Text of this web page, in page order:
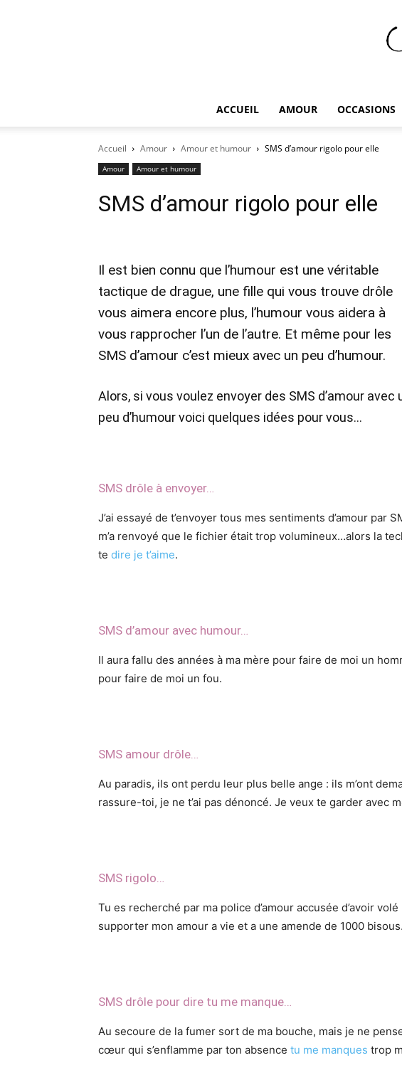
ACCUEIL AMOUR OCCASIONS
Accueil Amour Amour et humour SMS d’amour rigolo pour elle
Amour Amour et humour
SMS d’amour rigolo pour elle
Il est bien connu que l’humour est une véritable
tactique de drague, une fille qui vous trouve drôle
vous aimera encore plus, l’humour vous aidera à
vous rapprocher l’un de l’autre. Et même pour les
SMS d’amour c’est mieux avec un peu d’humour.
Alors, si vous voulez envoyer des SMS d’amour avec
peu d’humour voici quelques idées pour vous…
SMS drôle à envoyer…
J’ai essayé de t’envoyer tous mes sentiments d’amour par
m’a renvoyé que le fichier était trop volumineux…alors la
te dire je t’aime.
SMS d’amour avec humour…
Il aura fallu des années à ma mère pour faire de moi un
pour faire de moi un fou.
SMS amour drôle…
Au paradis, ils ont perdu leur plus belle ange : ils m’ont
rassure-toi, je ne t’ai pas dénoncé. Je veux te garder avec
SMS rigolo…
Tu es recherché par ma police d’amour accusée d’avoir
supporter mon amour a vie et a une amende de 1000
SMS drôle pour dire tu me manque…
Au secoure de la fumer sort de ma bouche, mais je ne
cœur qui s’enflamme par ton absence tu me manques trop